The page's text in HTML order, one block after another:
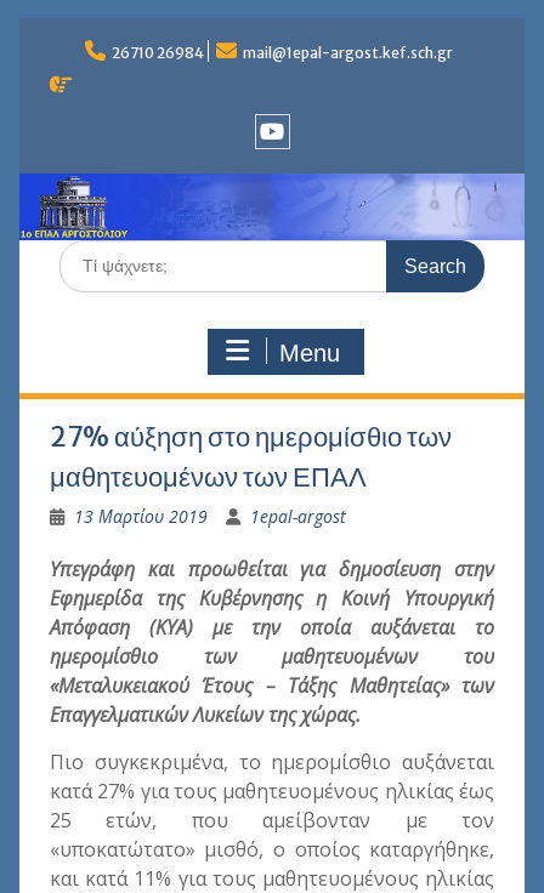
content
26710 26984 mail@1epal-argost.kef.sch.gr
Search
for:
Menu
27% αύξηση στο ημερομίσθιο των
μαθητευομένων των ΕΠΑΛ
13 Μαρτίου 2019 1epal-argost
Υπεγράφη και προωθείται για δημοσίευση στην
Εφημερίδα της Κυβέρνησης η Κοινή Υπουργική
Απόφαση (ΚΥΑ) με την οποία αυξάνεται το
ημερομίσθιο των μαθητευομένων του
«Μεταλυκειακού Έτους – Τάξης Μαθητείας» των
Επαγγελματικών Λυκείων της χώρας.
Πιο συγκεκριμένα, το ημερομίσθιο αυξάνεται
κατά 27% για τους μαθητευομένους ηλικίας έως
25 ετών, που αμείβονταν με τον
«υποκατώτατο» μισθό, ο οποίος καταργήθηκε,
και κατά 11% για τους μαθητευομένους ηλικίας